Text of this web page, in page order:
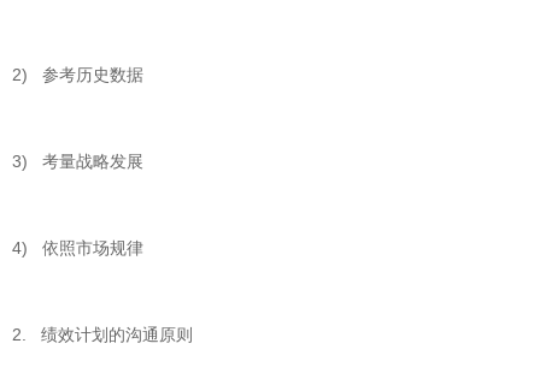
2) 参考历史数据
3) 考量战略发展
4) 依照市场规律
2. 绩效计划的沟通原则